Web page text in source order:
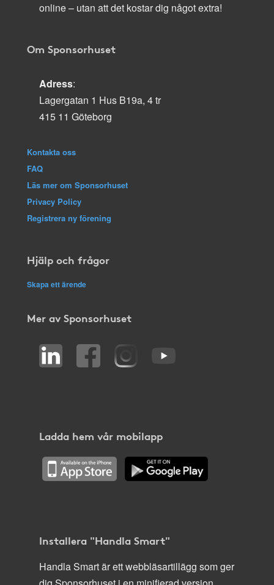
online – utan att det kostar dig något extra!
Om Sponsorhuset
Adress:
Lagergatan 1 Hus B19a, 4 tr
415 11 Göteborg
Kontakta oss
FAQ
Läs mer om Sponsorhuset
Privacy Policy
Registrera ny förening
Hjälp och frågor
Skapa ett ärende
Mer av Sponsorhuset
Ladda hem vår mobilapp
Installera "Handla Smart"
Handla Smart är ett webbläsartillägg som ger